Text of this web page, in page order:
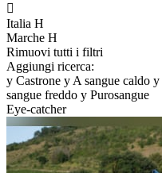

Italia H
Marche H
Rimuovi tutti i filtri
Aggiungi ricerca:
y Castrone y A sangue caldo y
sangue freddo y Purosangue
Eye-catcher